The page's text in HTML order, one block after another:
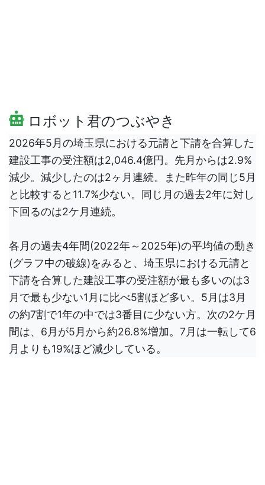
ロボット君のつぶやき
2026年5月の埼玉県における元請と下請を合算した
建設工事の受注額は2,046.4億円。先月からは2.9%
減少。減少したのは2ヶ月連続。また昨年の同じ5月
と比較すると11.7%少ない。同じ月の過去2年に対し
下回るのは2ケ月連続。
各月の過去4年間(2022年～2025年)の平均値の動き
(グラフ中の破線)をみると、埼玉県における元請と
下請を合算した建設工事の受注額が最も多いのは3
月で最も少ない1月に比べ5割ほど多い。5月は3月
の約7割で1年の中では3番目に少ない方。次の2ケ月
間は、6月が5月から約26.8%増加。7月は一転して6
月よりも19%ほど減少している。